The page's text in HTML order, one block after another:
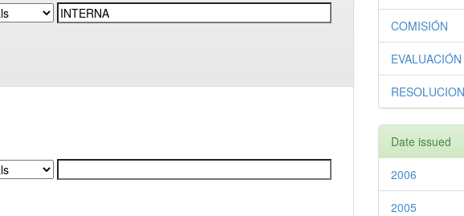
COMISIÓN
EVALUACIÓN
Date issued
2006
2005